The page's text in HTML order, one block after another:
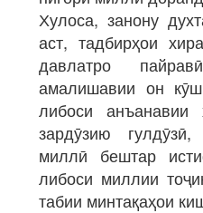
Хулоса, занону
аст, тадбирҳои
давлатро
амалишавии он
либоси
зардӯзию
миллӣ бештар
либоси миллии
табии минтақаҳои